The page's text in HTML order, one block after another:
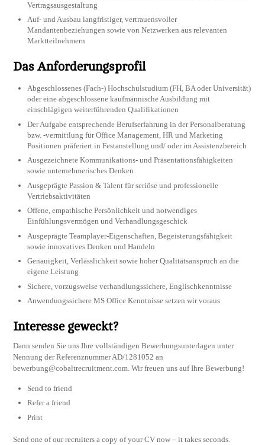
Vertragsausgestaltung
Auf- und Ausbau langfristiger, vertrauensvoller
Mandantenbeziehungen sowie von Netzwerken aus relevanten
Marktteilnehmern
Das Anforderungsprofil
Abgeschlossenes (Fach-) Hochschulstudium (FH, BA oder Universität)
oder eine abgeschlossene kaufmännische Ausbildung mit
einschlägigen weiterführenden Qualifikationen
Der Aufgabe entsprechende Berufserfahrung in der Personalberatung
bzw. -vermittlung für Office Management, HR und Marketing
Positionen präferiert in Festanstellung und/ oder im Assistenzbereich
Ausgezeichnete Kommunikations- und Präsentationsfähigkeiten
sowie unternehmerisches Denken
Ausgeprägte Passion & Talent für seriöse und professionelle
Vertriebsaktivitäten
Offene, empathische Persönlichkeit und notwendiges
Einfühlungsvermögen und Verhandlungsgeschick
Ausgeprägte Teamplayer-Eigenschaften, Begeisterungsfähigkeit
sowie innovatives Denken und Handeln
Genauigkeit, Verlässlichkeit sowie hoher Qualitätsanspruch an die
eigene Leistung
Sichere, vorzugsweise verhandlungssichere, Englischkenntnisse
Anwendungssichere MS Office Kenntnisse setzen wir voraus
Interesse geweckt?
Dann senden Sie uns Ihre vollständigen Bewerbungsunterlagen unter
Nennung der Referenznummer AD/1281052 an
bewerbung@cobaltrecruitment.com. Wir freuen uns auf Ihre Bewerbung!
Send to friend
Refer a friend
Print
Send one of our recruiters a copy of your CV now – it takes seconds.